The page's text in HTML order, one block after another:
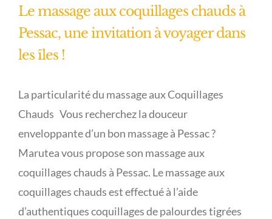
Le massage aux coquillages chauds à
Pessac, une invitation à voyager dans
les îles !
La particularité du massage aux Coquillages
Chauds Vous recherchez la douceur
enveloppante d’un bon massage à Pessac ?
Marutea vous propose son massage aux
coquillages chauds à Pessac. Le massage aux
coquillages chauds est effectué à l’aide
d’authentiques coquillages de palourdes tigrées